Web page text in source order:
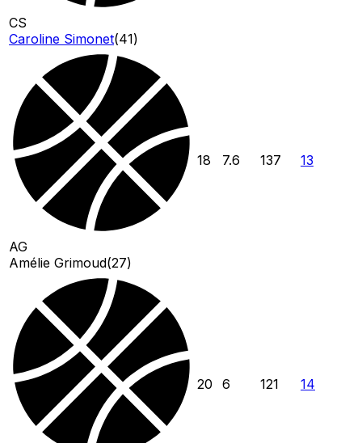
CS
Caroline Simonet(41)
AG
Amélie Grimoud(27)
18 7.6 137 13
20 6 121 14